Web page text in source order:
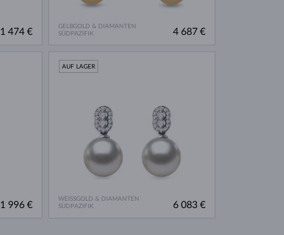
1 474 €
GELBGOLD & DIAMANTEN
SÜDPAZIFIK
4 687 €
1 996 €
WEISSGOLD & DIAMANTEN
SÜDPAZIFIK
AUF LAGER
6 083 €